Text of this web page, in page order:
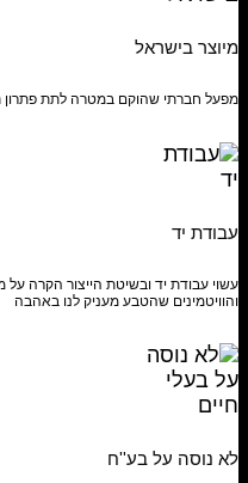
מיוצר בישראל
מפעל חברתי שהוקם במטרה לתת פתרון
עבודת יד
עשוי עבודת יד ובשיטת הייצור הקרה
והוויטמינים שהטבע מעניק לנו באהבה
לא נוסה על בע''ח